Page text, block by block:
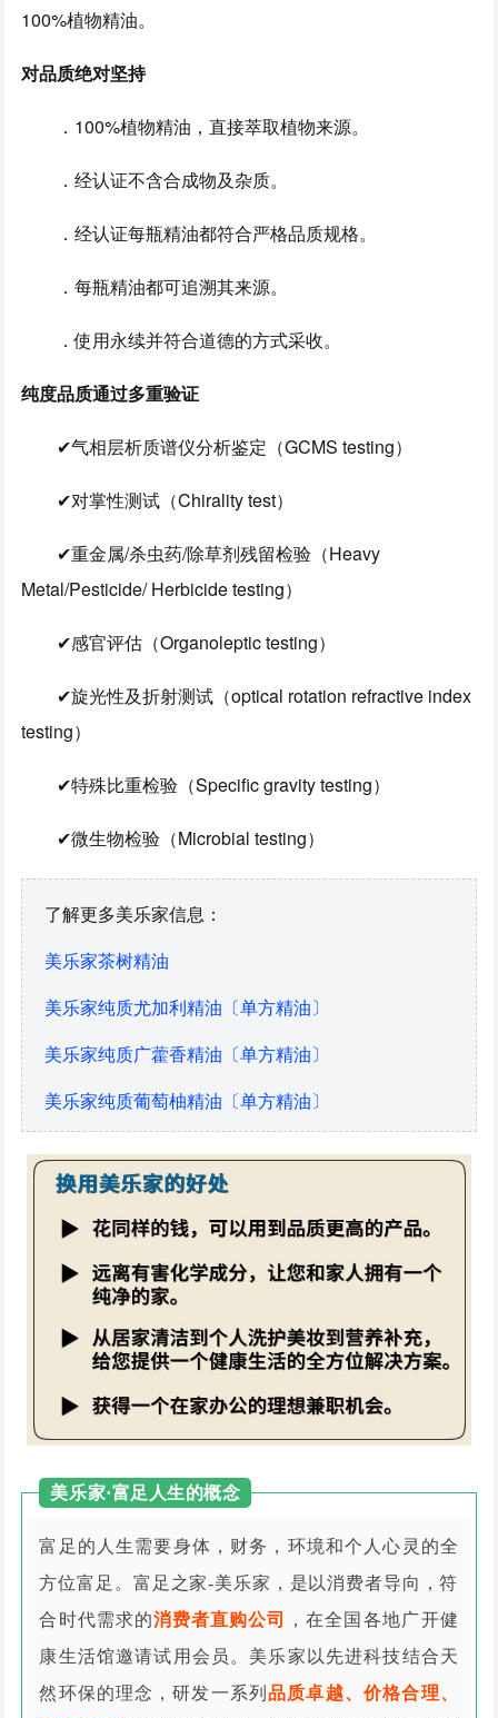
100%植物精油。
对品质绝对坚持
．100%植物精油，直接萃取植物来源。
．经认证不含合成物及杂质。
．经认证每瓶精油都符合严格品质规格。
．每瓶精油都可追溯其来源。
．使用永续并符合道德的方式采收。
纯度品质通过多重验证
✔气相层析质谱仪分析鉴定（GCMS testing）
✔对掌性测试（Chirality test）
✔重金属/杀虫药/除草剂残留检验（Heavy
Metal/Pesticide/ Herbicide testing）
✔感官评估（Organoleptic testing）
✔旋光性及折射测试（optical rotation refractive index
testing）
✔特殊比重检验（Specific gravity testing）
✔微生物检验（Microbial testing）
了解更多美乐家信息：
美乐家茶树精油
美乐家纯质尤加利精油〔单方精油〕
美乐家纯质广藿香精油〔单方精油〕
美乐家纯质葡萄柚精油〔单方精油〕
美乐家·富足人生的概念
富足的人生需要身体，财务，环境和个人心灵的全
方位富足。富足之家-美乐家，是以消费者导向，符
合时代需求的消费者直购公司
，在全国各地广开健
康生活馆邀请试用会员。美乐家以先进科技结合天
然环保的理念，研发一系列 品质卓越、价格合理、